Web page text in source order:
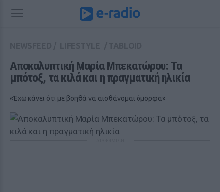
Αποκαλυπτική Μαρία Μπεκατώρου: Τα
μπότοξ, τα κιλά και η πραγματική ηλικία
«Έχω κάνει ότι με βοηθά να αισθάνομαι όμορφα»